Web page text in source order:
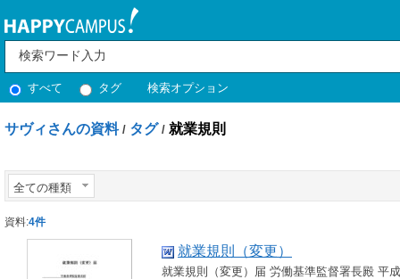
すべて タグ 検索オプション
サヴィさんの資料 / タグ / 就業規則
全ての種類
資料:4件
就業規則（変更）
就業規則（変更）届 労働基準監督署長殿 平